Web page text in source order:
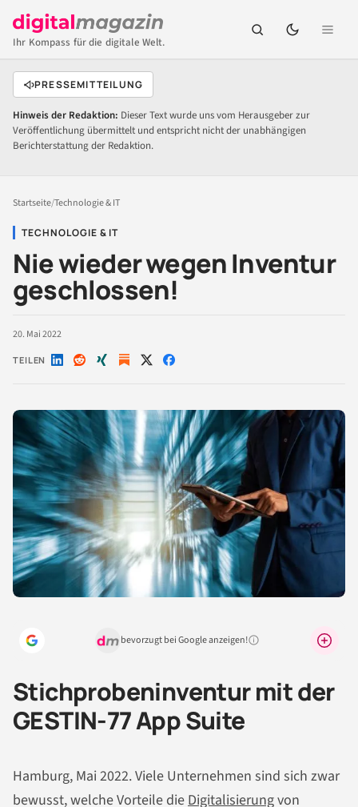
Ihr Kompass für die digitale Welt.
PRESSEMITTEILUNG
Hinweis der Redaktion: Dieser Text wurde uns vom Herausgeber zur
Veröffentlichung übermittelt und entspricht nicht der unabhängigen
Berichterstattung der Redaktion.
Startseite/Technologie & IT
TECHNOLOGIE & IT
Nie wieder wegen Inventur
geschlossen!
20. Mai 2022
TEILEN Auf Auf Auf Auf Auf
bevorzugt bei Google anzeigen!Warum lohnt sich das?
Stichprobeninventur mit der
GESTIN-77 App Suite
Hamburg, Mai 2022. Viele Unternehmen sind sich zwar
bewusst, welche Vorteile dieDigitalisierungvon